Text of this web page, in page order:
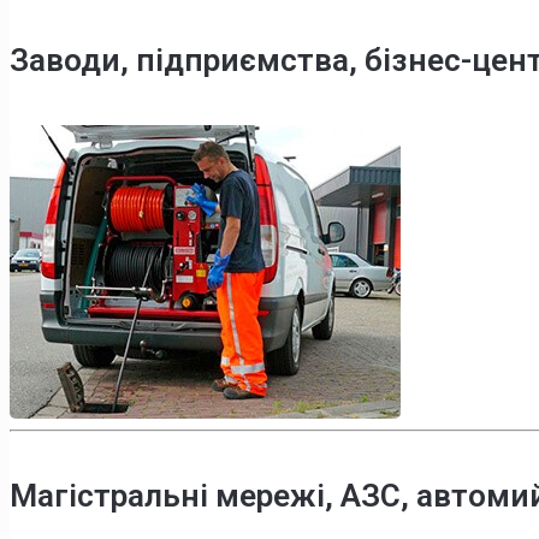
Заводи, підприємства, бізнес-
Магістральні мережі, АЗС,